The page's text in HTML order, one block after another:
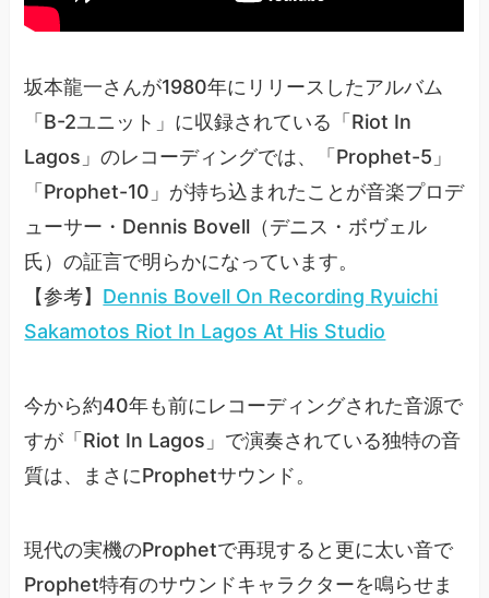
坂本龍一さんが1980年にリリースしたアルバム
「B-2ユニット」に収録されている「Riot In
Lagos」のレコーディングでは、「Prophet-5」
「Prophet-10」が持ち込まれたことが音楽プロデ
ューサー・Dennis Bovell（デニス・ボヴェル
氏）の証言で明らかになっています。
【参考】 Dennis Bovell On Recording Ryuichi
Sakamotos Riot In Lagos At His Studio
今から約40年も前にレコーディングされた音源で
すが「Riot In Lagos」で演奏されている独特の音
質は、まさにProphetサウンド。
現代の実機のProphetで再現すると更に太い音で
Prophet特有のサウンドキャラクターを鳴らせま